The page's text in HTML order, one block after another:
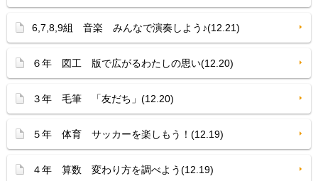
6,7,8,9組 音楽 みんなで演奏しよう♪(12.21)
６年 図工 版で広がるわたしの思い(12.20)
３年 毛筆 「友だち」(12.20)
５年 体育 サッカーを楽しもう！(12.19)
４年 算数 変わり方を調べよう(12.19)